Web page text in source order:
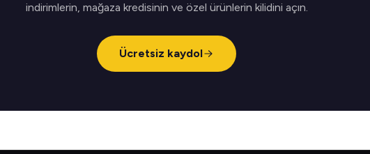
indirimlerin, mağaza kredisinin ve özel ürünlerin kilidini açın.
Ücretsiz kaydol